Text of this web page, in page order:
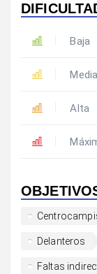
Baja
Media
Alta
Delanteros
Faltas